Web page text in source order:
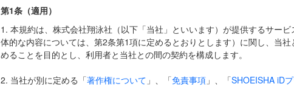
第1条（適用）
1. 本規約は、株式会社翔泳社（以下「当社」といいます）が提供するサー
体的な内容については、第2条第1項に定めるとおりとします）に関し、当
めることを目的とし、利用者と当社との間の契約を構成します。
2. 当社が別に定める「著作権について 」、「免責事項 」、「SHOEISHA iD